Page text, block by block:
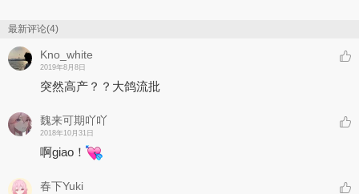
最新评论(4)
Kno_white
2019年8月8日
突然高产？？大鸽流批
魏来可期吖吖
2018年10月31日
啊giao！
春下Yuki